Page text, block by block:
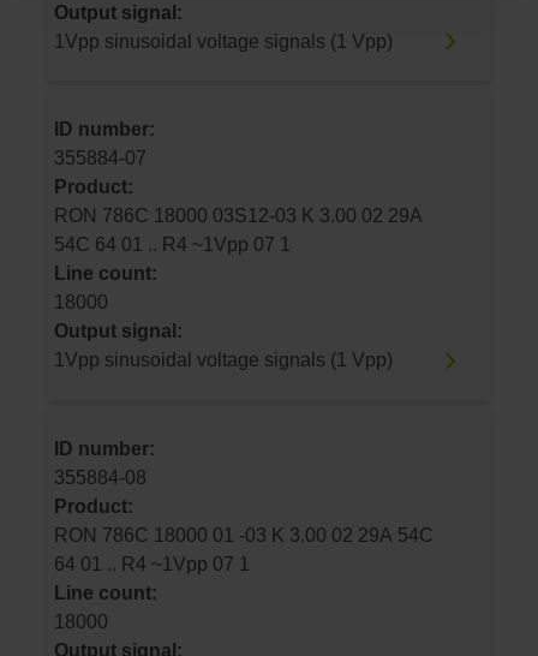
Output signal:
1Vpp sinusoidal voltage signals (1 Vpp)
ID number:
355884-07
Product:
RON 786C 18000 03S12-03 K 3.00 02 29A
54C 64 01 .. R4 ~1Vpp 07 1
Line count:
18000
Output signal:
1Vpp sinusoidal voltage signals (1 Vpp)
ID number:
355884-08
Product:
RON 786C 18000 01 -03 K 3.00 02 29A 54C
64 01 .. R4 ~1Vpp 07 1
Line count:
18000
Output signal: